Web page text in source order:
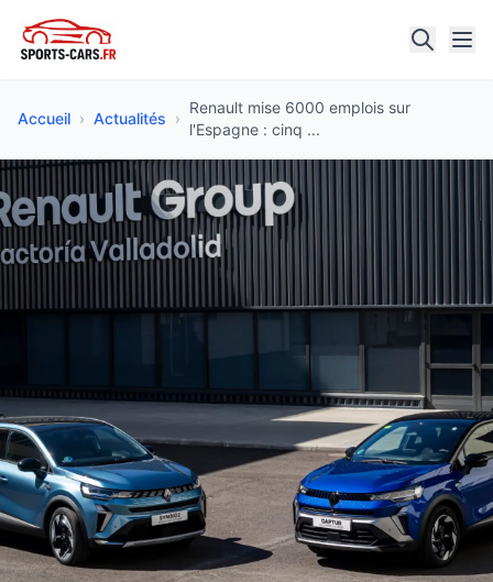
Accueil › Actualités ›
Renault mise 6000 emplois sur
l'Espagne : cinq ...